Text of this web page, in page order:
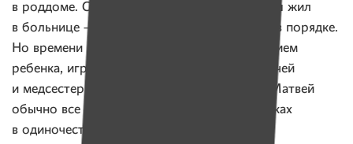
в роддоме. С двух до восьми месяцев малыш жил
в больнице — врачи выясняли, все ли с ним в порядке.
Но времени на то, чтобы заниматься развитием
ребенка, играть с ним, разговаривать, у врачей
и медсестер не хватает. Такие малыши как Матвей
обычно все время проводят в своих кроватках
в одиночестве.